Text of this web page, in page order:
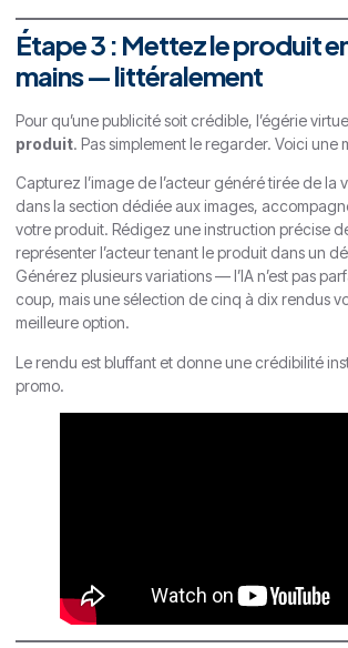
Étape 3 : Mettez le produit
mains — littéralement
Pour qu’une publicité soit crédible, l’égérie
produit. Pas simplement le regarder. Voici une
Capturez l’image de l’acteur généré tirée de la
dans la section dédiée aux images,
votre produit. Rédigez une instruction précise
représenter l’acteur tenant le produit dans un
Générez plusieurs variations — l’IA n’est pas
coup, mais une sélection de cinq à dix rendus
meilleure option.
Le rendu est bluffant et donne une crédibilité
promo.